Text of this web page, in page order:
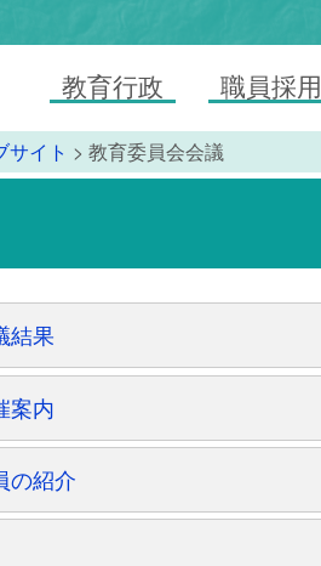
教育行政 職員採用
サイト > 教育委員会会議
結果
案内
の紹介